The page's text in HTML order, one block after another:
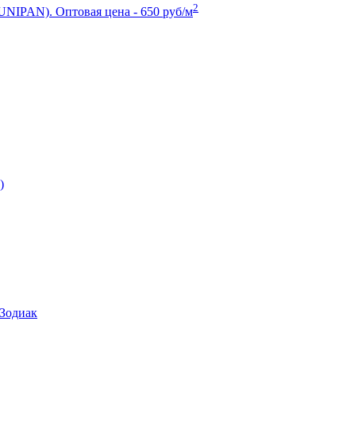
Оптовая цена - 650 руб/м2